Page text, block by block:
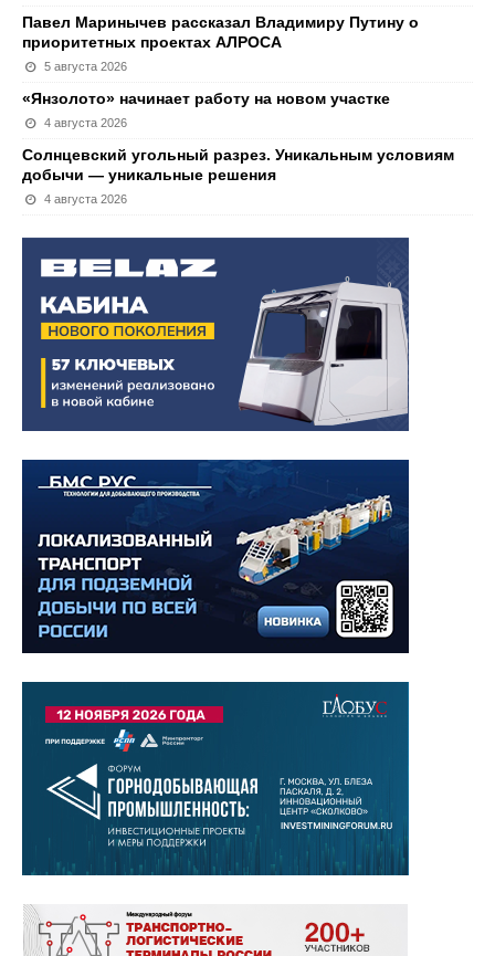
Павел Маринычев рассказал Владимиру Путину о
приоритетных проектах АЛРОСА
5 августа 2026
«Янзолото» начинает работу на новом участке
4 августа 2026
Солнцевский угольный разрез. Уникальным условиям
добычи — уникальные решения
4 августа 2026